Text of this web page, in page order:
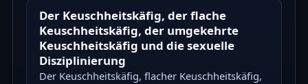
Der Keuschheitskäfig, der flache
Keuschheitskäfig, der umgekehrte
Keuschheitskäfig und die sexuelle
Disziplinierung
Der Keuschheitskäfig, flacher Keuschheitskäfig,